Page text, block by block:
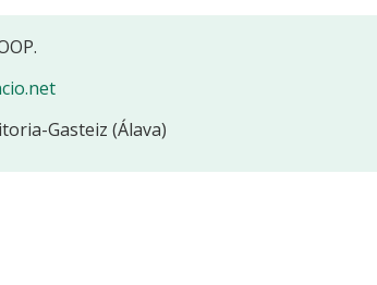
Gasteiz (Álava)